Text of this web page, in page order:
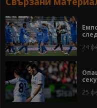
24
25